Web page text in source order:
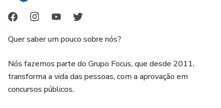
Quer saber um pouco sobre nós?
Nós fazemos parte do Grupo Focus, que desde 2011,
transforma a vida das pessoas, com a aprovação em
concursos públicos.